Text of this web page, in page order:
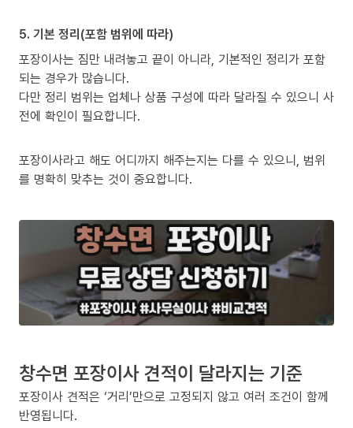
5. 기본 정리(포함 범위에 따라)
포장이사는 짐만 내려놓고 끝이 아니라, 기본적인 정리가 포함
되는 경우가 많습니다.
다만 정리 범위는 업체나 상품 구성에 따라 달라질 수 있으니 사
전에 확인이 필요합니다.
포장이사라고 해도 어디까지 해주는지는 다를 수 있으니, 범위
를 명확히 맞추는 것이 중요합니다.
창수면 포장이사 견적이 달라지는 기준
포장이사 견적은 ‘거리’만으로 고정되지 않고 여러 조건이 함께
반영됩니다.